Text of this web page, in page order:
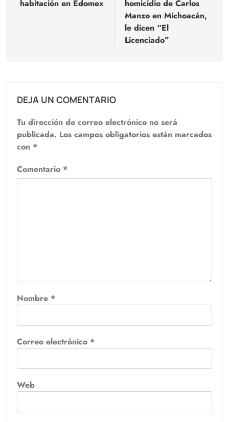
habitación en Edomex
homicidio de Carlos
Manzo en Michoacán,
le dicen “El
Licenciado”
DEJA UN COMENTARIO
Tu dirección de correo electrónico no será
publicada. Los campos obligatorios están marcados
con *
Comentario *
Nombre *
Correo electrónico *
Web